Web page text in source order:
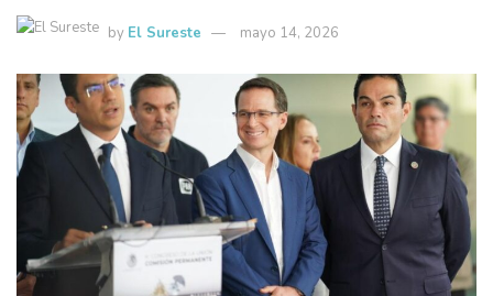
by El Sureste mayo 14, 2026